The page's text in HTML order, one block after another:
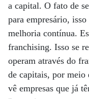
a capital. O fato de
para empresário,
melhoria contínua.
franchising. Isso se
operam através do
de capitais, por meio
vê empresas que já